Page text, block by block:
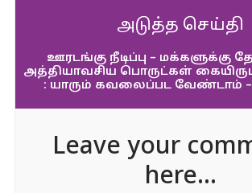
அடுத்த செய்தி
ஊரடங்கு நீடிப்பு – மக்களுக்கு
அத்தியாவசிய பொருட்கள்
: யாரும் கவலைப்பட வேண்டாம்
Leave your
here...